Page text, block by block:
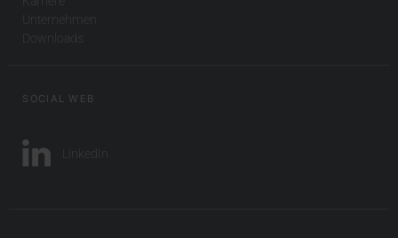
Unternehmen
Downloads
SOCIAL WEB
LinkedIn